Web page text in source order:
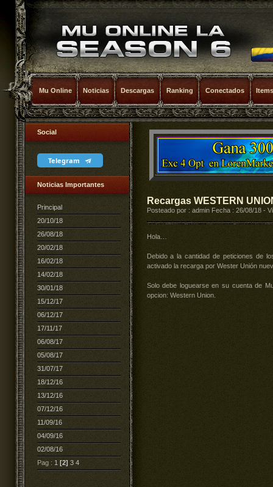
Mu Online Noticias Descargas Ranking Conectados Items
Social
Telegram
Noticias Importantes
Principal
20/10/18
26/08/18
20/02/18
16/02/18
14/02/18
30/01/18
15/12/17
06/12/17
17/11/17
06/08/17
05/08/17
31/07/17
18/12/16
13/12/16
07/12/16
11/09/16
04/09/16
02/08/16
Pag : 1 [2] 3 4
Recargas WESTERN
Posteado por : admin Fecha : 26/08/18 -
Hola…
Debido a la cantidad de peticiones de
activado la recarga por Wester Unión
Solo debe loguearse en su cuenta de
opcion: Western Union.